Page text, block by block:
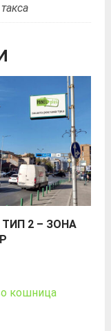
2 – ЗОНА
кошница